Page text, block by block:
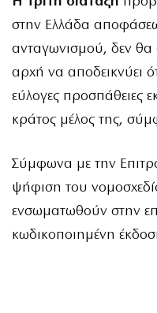
στην Ελλάδα
ανταγωνισμού, δεν θα
αρχή να αποδεικνύει
εύλογες προσπάθειες
κράτος μέλος της,
Σύμφωνα με την
ψήφιση του
ενσωματωθούν στην
κωδικοποιημένη